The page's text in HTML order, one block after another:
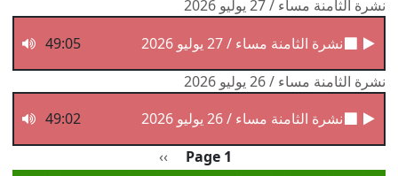
نشرة الثامنة مساء / 27 يوليو 2026
نشرة الثامنة مساء / 27 يوليو 2026
49:05
نشرة الثامنة مساء / 26 يوليو 2026
نشرة الثامنة مساء / 26 يوليو 2026
49:02
Page 1 الصفحة التالية
››